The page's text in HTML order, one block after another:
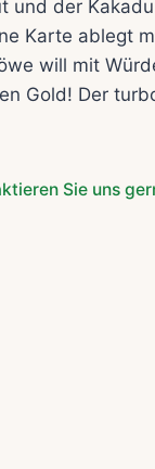
der Kakadu
Karte ablegt
will mit
Gold! Der
Sie uns